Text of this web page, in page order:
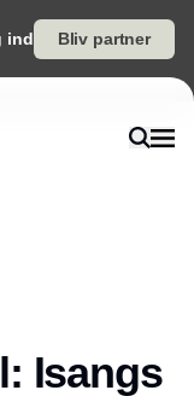
ind Bliv partner
Isangs